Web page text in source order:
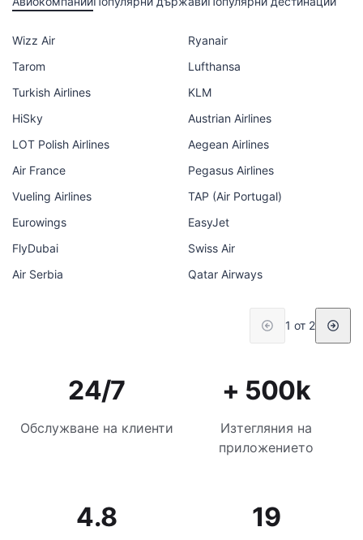
Wizz Air
Ryanair
Tarom
Lufthansa
Turkish Airlines
KLM
HiSky
Austrian Airlines
LOT Polish Airlines
Aegean Airlines
Air France
Pegasus Airlines
Vueling Airlines
TAP (Air Portugal)
Eurowings
EasyJet
FlyDubai
Swiss Air
Air Serbia
Qatar Airways
1 от 2
24/7
Обслужване на клиенти
+ 500k
Изтегляния на
приложението
4.8 19